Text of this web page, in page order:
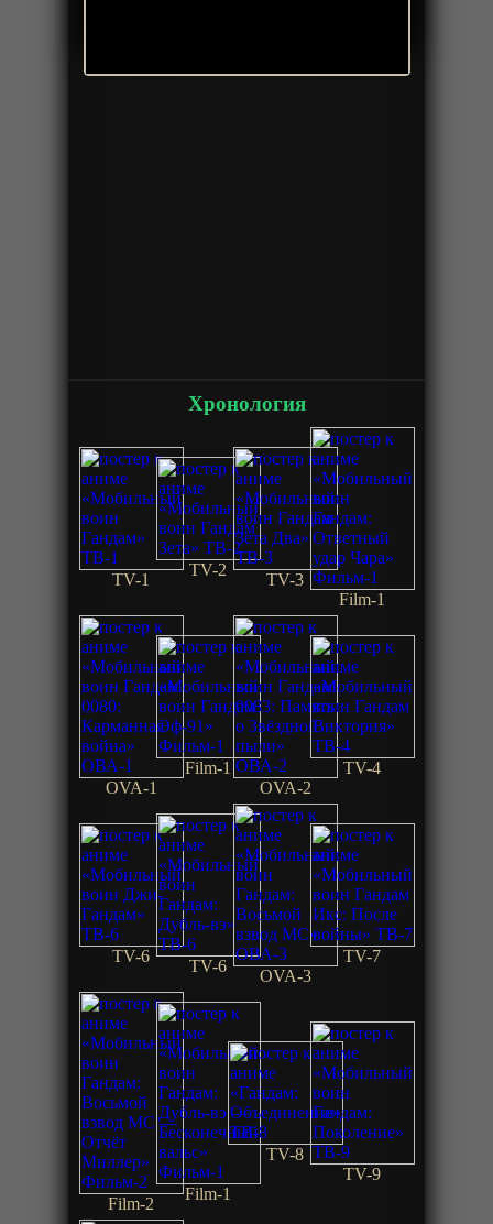
Хронология
TV-1
TV-2
TV-3
Film-1
OVA-1
Film-1
OVA-2
TV-4
TV-6
TV-6
OVA-3
TV-7
Film-2
Film-1
TV-8
TV-9